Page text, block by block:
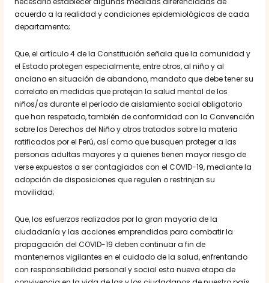
acuerdo a la realidad y condiciones epidemiológicas de cada
departamento;
Que, el artículo 4 de la Constitución señala que la comunidad y
el Estado protegen especialmente, entre otros, al niño y al
anciano en situación de abandono, mandato que debe tener su
correlato en medidas que protejan la salud mental de los
niños/as durante el período de aislamiento social obligatorio
que han respetado, también de conformidad con la Convención
sobre los Derechos del Niño y otros tratados sobre la materia
ratificados por el Perú, así como que busquen proteger a las
personas adultas mayores y a quienes tienen mayor riesgo de
verse expuestos a ser contagiados con el COVID-19, mediante la
adopción de disposiciones que regulen o restrinjan su
movilidad;
Que, los esfuerzos realizados por la gran mayoría de la
ciudadanía y las acciones emprendidas para combatir la
propagación del COVID-19 deben continuar a fin de
mantenernos vigilantes en el cuidado de la salud, enfrentando
con responsabilidad personal y social esta nueva etapa de